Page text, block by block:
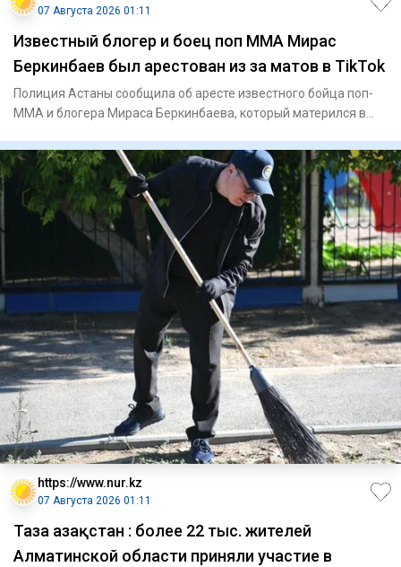
07 Августа 2026 01:11
Известный блогер и боец поп ММА Мирас
Беркинбаев был арестован из за матов в TikTok
Полиция Астаны сообщила об аресте известного бойца поп-
ММА и блогера Мираса Беркинбаева, который матерился в
https://www.nur.kz
07 Августа 2026 01:11
Таза Қазақстан : более 22 тыс. жителей
Алматинской области приняли участие в